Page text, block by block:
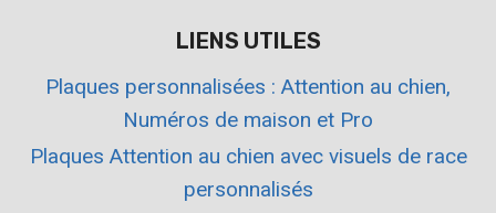
LIENS UTILES
Plaques personnalisées : Attention au chien,
Numéros de maison et Pro
Plaques Attention au chien avec visuels de race
personnalisés